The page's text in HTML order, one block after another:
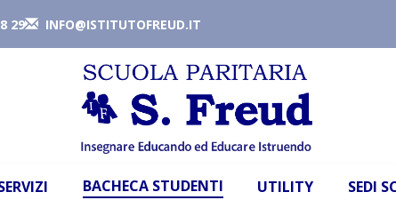
29 INFO@ISTITUTOFREUD.IT
BACHECA STUDENTI UTILITY SEDI